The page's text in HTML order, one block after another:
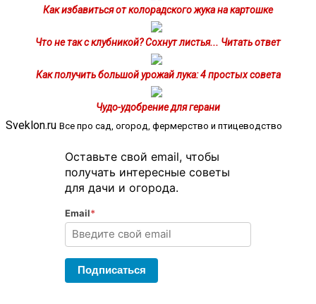
Как избавиться от колорадского жука на картошке
Что не так с клубникой? Сохнут листья... Читать ответ
Как получить большой урожай лука: 4 простых совета
Чудо-удобрение для герани
Sveklon.ru Все про сад, огород, фермерство и птицеводство
Оставьте свой email, чтобы
получать интересные советы
для дачи и огорода.
Email*
Подписаться